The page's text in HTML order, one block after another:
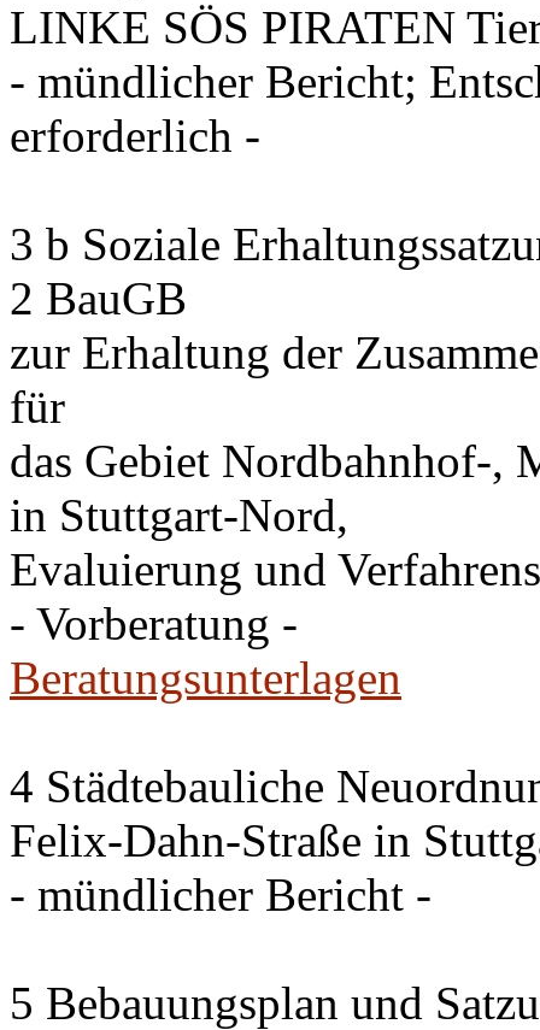
LINKE SÖS PIRATEN
- mündlicher Bericht;
erforderlich -
3 b Soziale
2 BauGB
zur Erhaltung der
für
das Gebiet Nordbahnhof-,
in Stuttgart-Nord,
Evaluierung und
- Vorberatung -
Beratungsunterlagen
4 Städtebauliche
Felix-Dahn-Straße in
- mündlicher Bericht -
5 Bebauungsplan und